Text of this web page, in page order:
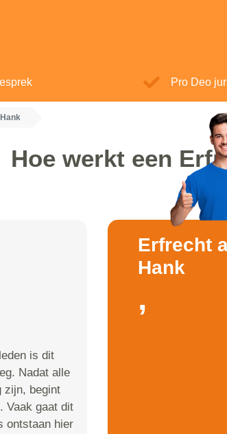
Pro Deo
Hoe werkt een
is dit
Nadat alle
zijn, begint
Vaak gaat dit
ontstaan hier
Erfrecht
Hank
,